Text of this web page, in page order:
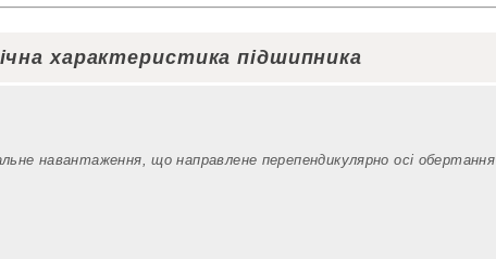
характеристика підшипника
навантаження, що направлене перепендикулярно осі обертання